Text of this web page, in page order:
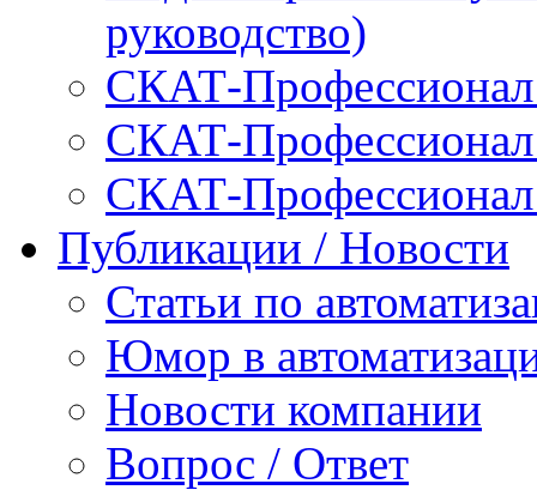
руководство)
СКАТ-
СКАТ-
СКАТ-
Публикации / Новости
Статьи по
Юмор в
Новости компании
Вопрос / Ответ